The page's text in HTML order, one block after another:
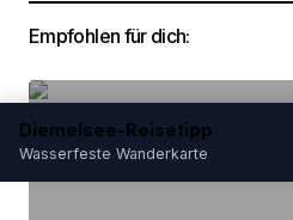
Diemelsee-Reisetipp
Wasserfeste Wanderkarte
Dein Name*
Deine Email Adresse
Empfohlen für dich:
8 Südamerika
begeistern